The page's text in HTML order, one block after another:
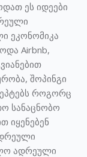
ეს იდეები
ეკონომიკა
Airbnb,
შოპინგი
როგორც
სანაცნობო
იყენებენ
ადრეული